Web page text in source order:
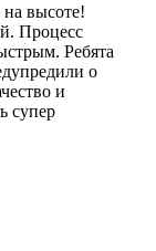
на высоте!
Процесс
Ребята
о
и
супер